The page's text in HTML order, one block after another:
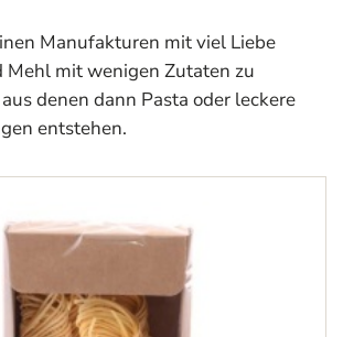
Manufakturen mit viel Liebe
mit wenigen Zutaten zu
denen dann Pasta oder leckere
entstehen.